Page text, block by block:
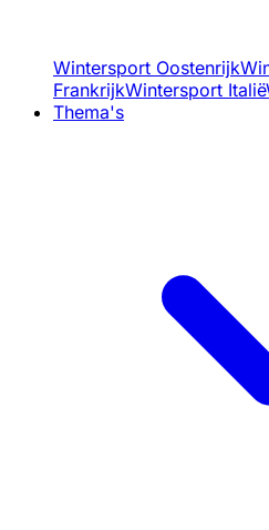
Wintersport Oostenrijk
FrankrijkWintersport Italië
Thema's